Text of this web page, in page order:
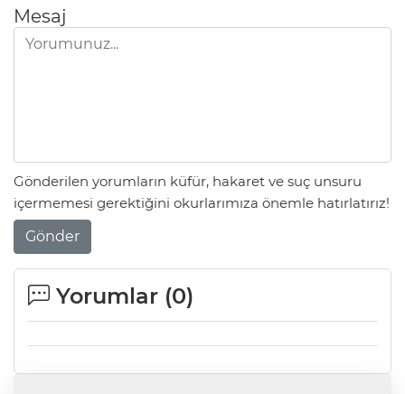
Mesaj
Gönderilen yorumların küfür, hakaret ve suç unsuru
içermemesi gerektiğini okurlarımıza önemle hatırlatırız!
Gönder
Yorumlar (0)